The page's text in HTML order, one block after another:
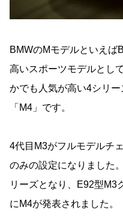
BMWのMモデルといえば
高いスポーツモデルとし
かでも人気が高い4シリ
「M4」です。
4代目M3がフルモデルチ
のみの設定になりました
リーズとなり、E92型M3
にM4が発表されました。